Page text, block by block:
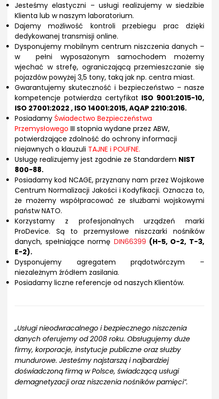
Jesteśmy elastyczni – usługi realizujemy w siedzibie
Klienta lub w naszym laboratorium.
Dajemy możliwość kontroli przebiegu prac dzięki
dedykowanej transmisji online.
Dysponujemy mobilnym centrum niszczenia danych –
w pełni wyposażonym samochodem możemy
wjechać w strefę, ograniczającą przemieszczanie się
pojazdów powyżej 3,5 tony, taką jak np. centra miast.
Gwarantujemy skuteczność i bezpieczeństwo – nasze
kompetencje potwierdza certyfikat ISO 9001:2015-10,
ISO 27001:2022 , ISO 14001:2015, AQAP 2210:2016.
Posiadamy Świadectwo Bezpieczeństwa
Przemysłowego III stopnia wydane przez ABW,
potwierdzające zdolność do ochrony informacji
niejawnych o klauzuli TAJNE i POUFNE.
Usługę realizujemy jest zgodnie ze Standardem NIST
800-88.
Posiadamy kod NCAGE, przyznany nam przez Wojskowe
Centrum Normalizacji Jakości i Kodyfikacji. Oznacza to,
że możemy współpracować ze służbami wojskowymi
państw NATO.
Korzystamy z profesjonalnych urządzeń marki
ProDevice. Są to przemysłowe niszczarki nośników
danych, spełniające normę DIN66399 (H-5, O-2, T-3,
E-2).
Dysponujemy agregatem prądotwórczym –
niezależnym źródłem zasilania.
Posiadamy liczne referencje od naszych Klientów.
„Usługi nieodwracalnego i bezpiecznego niszczenia
danych oferujemy od 2008 roku. Obsługujemy duże
firmy, korporacje, instytucje publiczne oraz służby
mundurowe. Jesteśmy najstarszą i najbardziej
doświadczoną firmą w Polsce, świadczącą usługi
demagnetyzacji oraz niszczenia nośników pamięci”.